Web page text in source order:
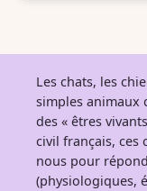
Les chats, les
simples animaux
des « êtres
civil français, ces
nous pour
(physiologiques,